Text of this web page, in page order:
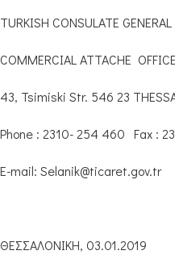
TURKISH CONSULATE GENERAL
COMMERCIAL ATTACHE OFFICE
43, Tsimiski Str. 546 23
Phone : 2310- 254 460 Fax :
E-mail: Selanik@ticaret.gov.tr
ΘΕΣΣΑΛΟΝΙΚΗ, 03.01.2019